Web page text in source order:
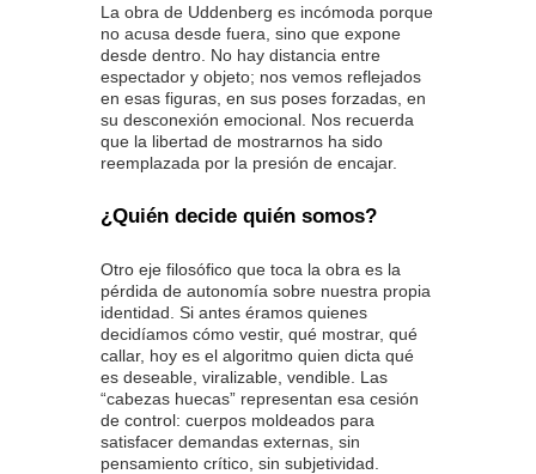
La obra de Uddenberg es incómoda porque
no acusa desde fuera, sino que expone
desde dentro. No hay distancia entre
espectador y objeto; nos vemos reflejados
en esas figuras, en sus poses forzadas, en
su desconexión emocional. Nos recuerda
que la libertad de mostrarnos ha sido
reemplazada por la presión de encajar.
¿Quién decide quién somos?
Otro eje filosófico que toca la obra es la
pérdida de autonomía sobre nuestra propia
identidad. Si antes éramos quienes
decidíamos cómo vestir, qué mostrar, qué
callar, hoy es el algoritmo quien dicta qué
es deseable, viralizable, vendible. Las
“cabezas huecas” representan esa cesión
de control: cuerpos moldeados para
satisfacer demandas externas, sin
pensamiento crítico, sin subjetividad.